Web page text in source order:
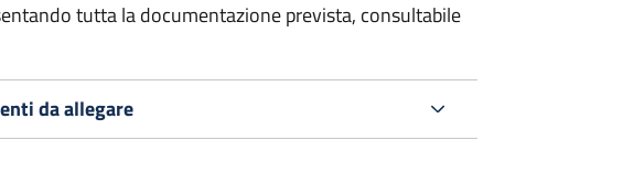
tutta la documentazione prevista, consultabile
da allegare